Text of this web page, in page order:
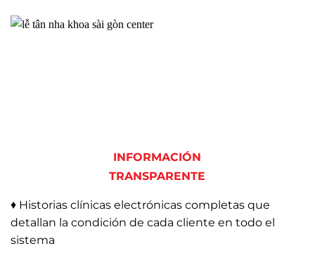
INFORMACIÓN
TRANSPARENTE
♦ Historias clínicas electrónicas completas que
detallan la condición de cada cliente en todo el
sistema